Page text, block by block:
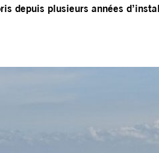
depuis plusieurs années